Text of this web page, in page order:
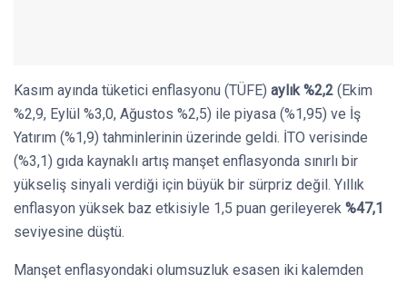
Kasım ayında tüketici enflasyonu (TÜFE) aylık %2,2 (Ekim
%2,9, Eylül %3,0, Ağustos %2,5) ile piyasa (%1,95) ve İş
Yatırım (%1,9) tahminlerinin üzerinde geldi. İTO verisinde
(%3,1) gıda kaynaklı artış manşet enflasyonda sınırlı bir
yükseliş sinyali verdiği için büyük bir sürpriz değil. Yıllık
enflasyon yüksek baz etkisiyle 1,5 puan gerileyerek %47,1
seviyesine düştü.
Manşet enflasyondaki olumsuzluk esasen iki kalemden